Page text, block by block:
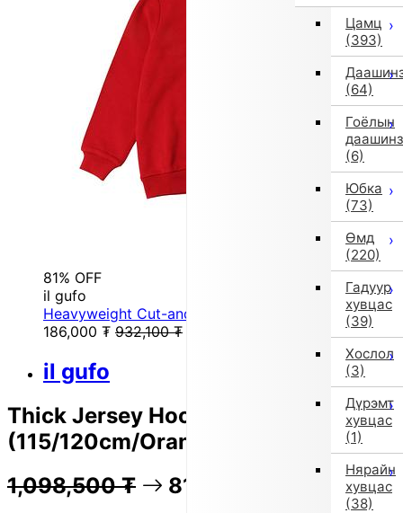
Цамц
(393)
(64)
Гоёлын
даашинз
(6)
Юбка
(73)
Өмд
(220)
Гадуур
хувцас
(39)
Хослол
(3)
Дүрэмт
хувцас
(1)
Нярайн
хувцас
(38)
81% OFF
il gufo
Heavyweight Cut-and-Sew Sweatshirt (Red)
186,000 ₮ 932,100 ₮
il gufo
Thick Jersey Hoodie
(115/120cm/Orange)
1,098,500 ₮ 81% OFF 219,300 ₮